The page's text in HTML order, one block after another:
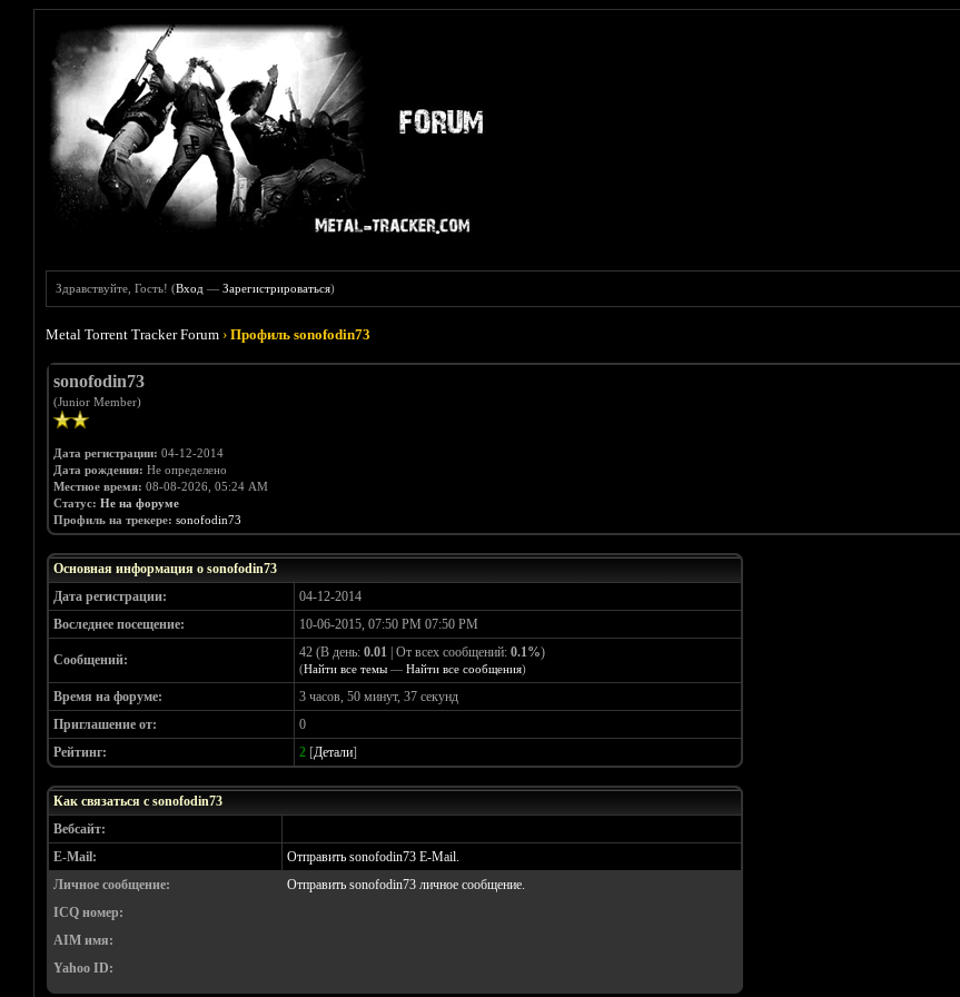
Здравствуйте, Гость! (Вход —Зарегистрироваться)
Metal Torrent Tracker Forum ›Профиль sonofodin73
sonofodin73
(Junior Member)
Дата регистрации: 04-12-2014
Дата рождения: Не определено
Местное время: 08-08-2026, 05:24 AM
Статус: Не на форуме
Профиль на трекере: sonofodin73
Основная информация о sonofodin73
Дата регистрации:
04-12-2014
Воследнее посещение:
10-06-2015, 07:50 PM 07:50 PM
Сообщений: 42 (В день: 0.01| От всех сообщений: 0.1%)
(Найти все темы— Найти все сообщения)
Время на форуме:
3 часов, 50 минут, 37 секунд
Приглашение от:
0
Рейтинг:
2 [Детали]
Как связаться с sonofodin73
Вебсайт:
E-Mail:
Отправить sonofodin73 E-Mail.
Личное сообщение:
Отправить sonofodin73 личное сообщение.
ICQ номер:
AIM имя:
Yahoo ID: